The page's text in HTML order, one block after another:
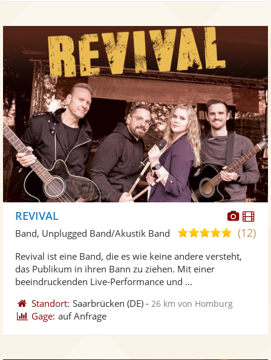
Fotos
REVIVAL
4,9
5
(12)
Band, Unplugged Band/Akustik Band
Revival ist eine Band, die es wie keine andere versteht,
das Publikum in ihren Bann zu ziehen. Mit einer
beeindruckenden Live-Performance und ...
Standort: Saarbrücken (DE) - 26 km von Homburg
Gage: auf Anfrage